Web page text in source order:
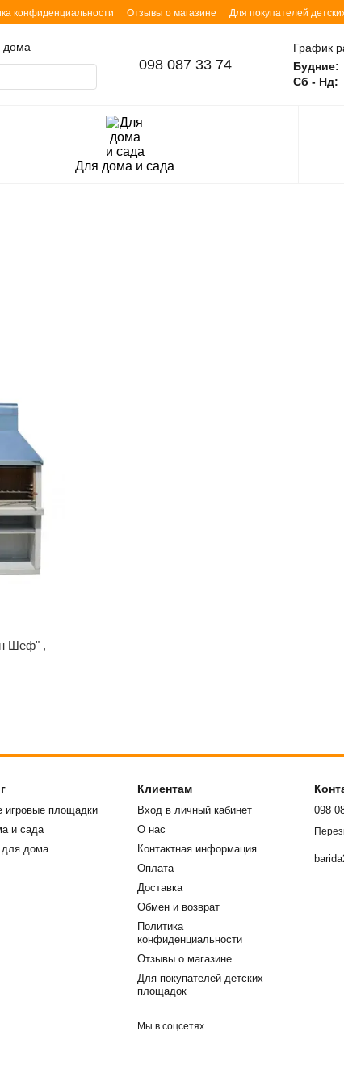
конфиденциальности Отзывы о магазине Для покупателей
дома
098 087 33 74
График
Будние:
Сб - Нд:
Для дома и сада
Шеф" ,
игровые площадки
и сада
дома
Клиентам
Вход в личный кабинет
О нас
Контактная информация
Оплата
Доставка
Обмен и возврат
Политика
конфиденциальности
Отзывы о магазине
Для покупателей детских
площадок
Мы в соцсетях
098